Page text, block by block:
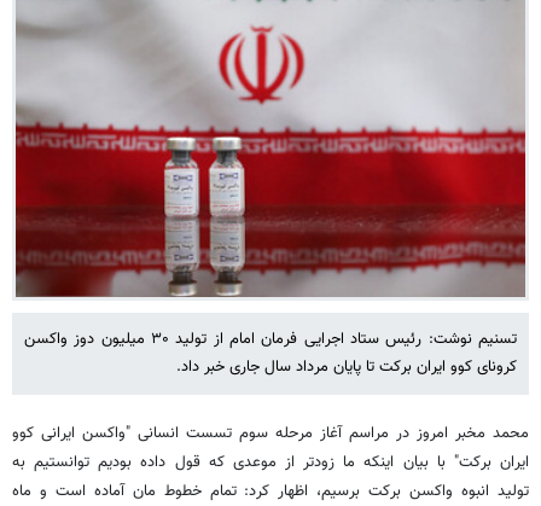
تسنیم نوشت: رئیس ستاد اجرایی فرمان امام از تولید ۳۰ میلیون دوز واکسن
کرونای کوو ایران برکت تا پایان مرداد سال جاری خبر داد.
محمد مخبر امروز در مراسم آغاز مرحله سوم تسست انسانی "واکسن ایرانی کوو
ایران برکت" با بیان اینکه ما زودتر از موعدی که قول داده بودیم توانستیم به
تولید انبوه واکسن برکت برسیم، اظهار کرد: تمام خطوط مان آماده است و ماه